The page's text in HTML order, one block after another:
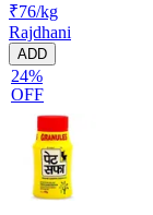
₹76/kg
Rajdhani
ADD
24%
OFF